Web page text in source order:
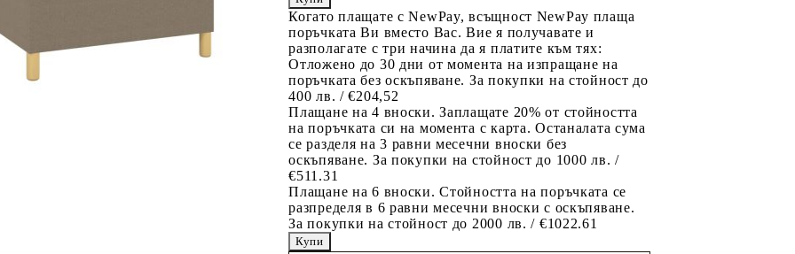
Когато плащате с NewPay, всъщност NewPay плаща
поръчката Ви вместо Вас. Вие я получавате и
разполагате с три начина да я платите към тях:
Отложено до 30 дни от момента на изпращане на
поръчката без оскъпяване. За покупки на стойност до
400 лв. / €204,52
Плащане на 4 вноски. Заплащате 20% от стойността
на поръчката си на момента с карта. Останалата сума
се разделя на 3 равни месечни вноски без
оскъпяване. За покупки на стойност до 1000 лв. /
€511.31
Плащане на 6 вноски. Стойността на поръчката се
разпределя в 6 равни месечни вноски с оскъпяване.
За покупки на стойност до 2000 лв. / €1022.61